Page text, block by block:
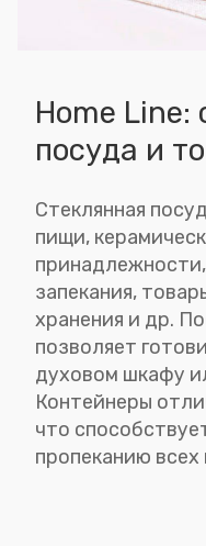
Home Line:
посуда и
Стеклянная
пищи,
запекания,
хранения и др.
позволяет
духовом шкафу
Контейнеры
что
пропеканию всех